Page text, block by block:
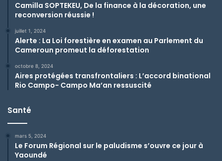
Camilla SOPTEKEU, De la finance à la décoration, une
reconversion réussie !
juillet 1, 2024
Alerte : La Loi forestière en examen au Parlement du
Cameroun promeut la déforestation
octobre 8, 2024
Aires protégées transfrontaliers : L’accord binational
Rio Campo- Campo Ma’an ressuscité
Santé
mars 5, 2024
Le Forum Régional sur le paludisme s’ouvre ce jour à
Yaoundé